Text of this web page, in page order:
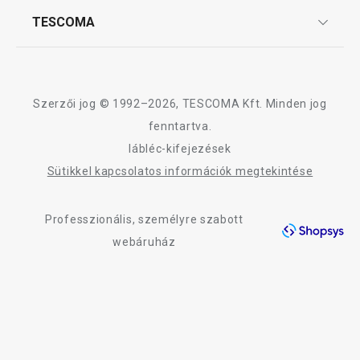
Reklamáció és termékvisszaküldés
TESCOMA
Adatkezelési Tájékoztató
Szerzői jog © 1992–2026, TESCOMA Kft. Minden jog
fenntartva.
lábléc-kifejezések
Sütikkel kapcsolatos információk megtekintése
Professzionális, személyre szabott
webáruház